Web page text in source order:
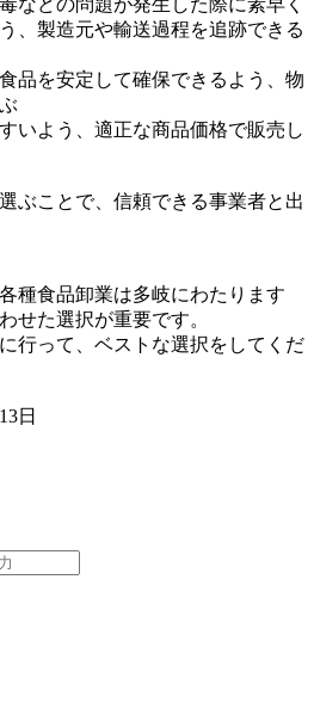
、製造元や輸送過程を追跡できる
品を安定して確保できるよう、物
いよう、適正な商品価格で販売し
ぶことで、信頼できる事業者と出
種食品卸業は多岐にわたります
せた選択が重要です。
行って、ベストな選択をしてくだ
日